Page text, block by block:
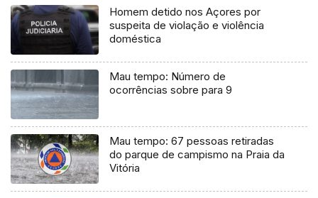
Homem detido nos Açores por
suspeita de violação e violência
doméstica
Mau tempo: Número de
ocorrências sobre para 9
Mau tempo: 67 pessoas retiradas
do parque de campismo na Praia da
Vitória